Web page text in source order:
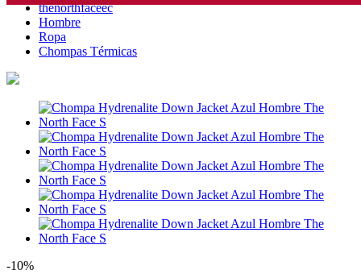
thenorthfaceec
Hombre
Ropa
Chompas Térmicas
-10%